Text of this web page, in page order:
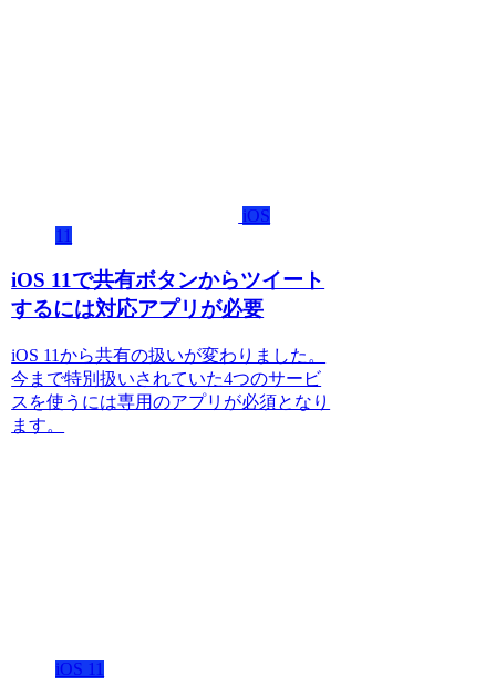
iOS
11
iOS 11で共有ボタンからツイート
するには対応アプリが必要
iOS 11から共有の扱いが変わりました。
今まで特別扱いされていた4つのサービ
スを使うには専用のアプリが必須となり
ます。
iOS 11